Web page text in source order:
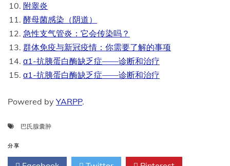
附睾炎
酵母菌感染（阴道）
急性支气管炎：它会传染吗？
群体免疫与新冠疫情：你需要了解的事项
α1-抗胰蛋白酶缺乏症——诊断和治疗
α1-抗胰蛋白酶缺乏症——诊断和治疗
Powered by YARPP.
巴氏腺囊肿
分享